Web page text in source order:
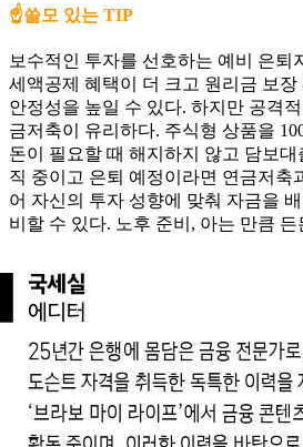
☝️쓸모 있는 TIP
보수적인 투자를 선호하는 예비 은퇴
세액공제 혜택이 더 크고 원리금 보장
안정성을 높일 수 있다. 하지만 공격
금저축이 유리하다. 주식형 상품을
돈이 필요할 때 해지하지 않고 담보대
직 중이고 은퇴 예정이라면 연금저축
어 자신의 투자 성향에 맞춰 자금을
비할 수 있다. 노후 준비, 아는 만큼